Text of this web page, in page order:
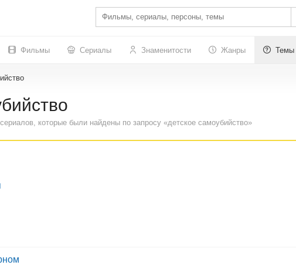
Фильмы Сериалы Знаменитости Жанры Темы
которые были найдены по запросу «детское самоубийство»